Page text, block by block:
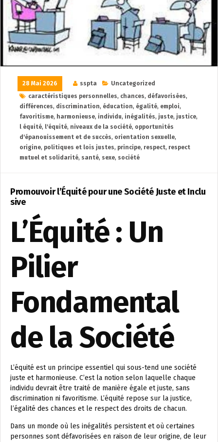
28 Mai 2026 sspta
Uncategorized
caractéristiques personnelles, chances, défavorisées,
différences, discrimination, éducation, égalité, emploi,
favoritisme, harmonieuse, individu, inégalités, juste, justice,
l équité, l'équité, niveaux de la société, opportunités
d'épanouissement et de succès, orientation sexuelle,
origine, politiques et lois justes, principe, respect, respect
mutuel et solidarité, santé, sexe, société
Promouvoir l’Équité pour une Société Juste et Inclu
sive
L’Équité : Un
Pilier
Fondamental
de la Société
L’équité est un principe essentiel qui sous-tend une société
juste et harmonieuse. C’est la notion selon laquelle chaque
individu devrait être traité de manière égale et juste, sans
discrimination ni favoritisme. L’équité repose sur la justice,
l’égalité des chances et le respect des droits de chacun.
Dans un monde où les inégalités persistent et où certaines
personnes sont défavorisées en raison de leur origine, de leur